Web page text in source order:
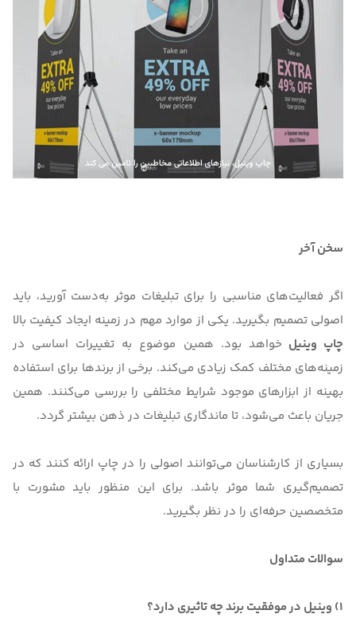
سخن آخر
اگر فعالیت‌های مناسبی را برای تبلیغات موثر به‌دست آورید، باید
اصولی تصمیم بگیرید. یکی از موارد مهم در زمینه ایجاد کیفیت بالا
چاپ وینیل خواهد بود. همین موضوع به تغییرات اساسی در
زمینه‌های مختلف کمک زیادی می‌کند. برخی از برندها برای استفاده
بهینه از ابزارهای موجود شرایط مختلفی را بررسی می‌کنند. همین
جریان باعث می‌شود، تا ماندگاری تبلیغات در ذهن بیشتر گردد.
بسیاری از کارشناسان می‌توانند اصولی را در چاپ ارائه کنند که در
تصمیم‌گیری شما موثر باشد. برای این منظور باید مشورت با
متخصصین حرفه‌ای را در نظر بگیرید.
سوالات متداول
1) وینیل در موفقیت برند چه تاثیری دارد؟